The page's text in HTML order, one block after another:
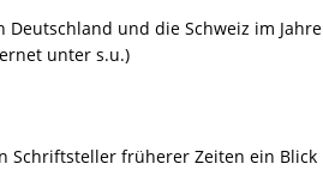
und die Schweiz im Jahre
unter s.u.)
Schriftsteller früherer Zeiten ein Blick